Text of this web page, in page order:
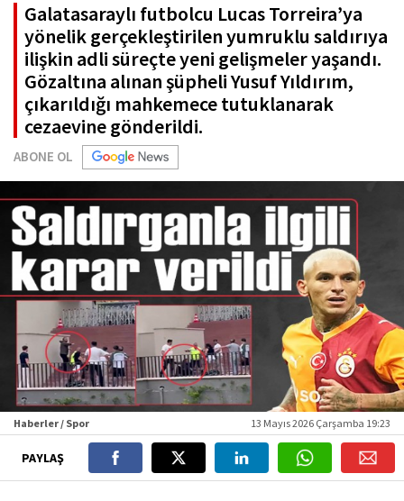
Galatasaraylı futbolcu Lucas Torreira’ya
yönelik gerçekleştirilen yumruklu saldırıya
ilişkin adli süreçte yeni gelişmeler yaşandı.
Gözaltına alınan şüpheli Yusuf Yıldırım,
çıkarıldığı mahkemece tutuklanarak
cezaevine gönderildi.
ABONE OL
Haberler / Spor 13 Mayıs 2026 Çarşamba 19:23
PAYLAŞ